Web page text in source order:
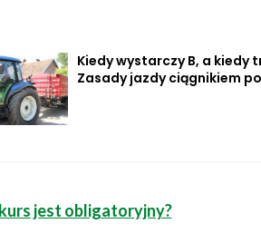
Kiedy wystarczy B, a kiedy
Zasady jazdy ciągnikiem
jest obligatoryjny?